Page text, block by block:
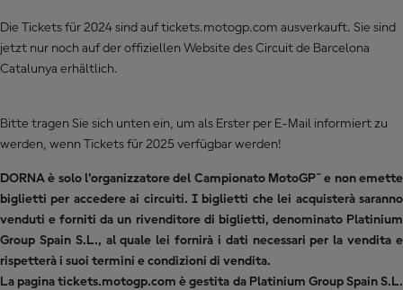
Die Tickets für 2024 sind auf tickets.motogp.com ausverkauft. Sie sind
jetzt nur noch auf der offiziellen Website des Circuit de Barcelona
Catalunya erhältlich.
Bitte tragen Sie sich unten ein, um als Erster per E-Mail informiert zu
werden, wenn Tickets für 2025 verfügbar werden!
DORNA è solo l'organizzatore del Campionato MotoGP™ e non emette
biglietti per accedere ai circuiti. I biglietti che lei acquisterà saranno
venduti e forniti da un rivenditore di biglietti, denominato Platinium
Group Spain S.L., al quale lei fornirà i dati necessari per la vendita e
rispetterà i suoi termini e condizioni di vendita.
La pagina tickets.motogp.com è gestita da Platinium Group Spain S.L.